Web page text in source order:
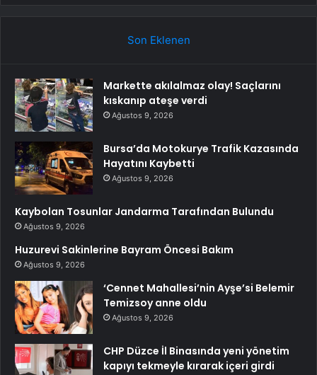
Son Eklenen
Markette akılalmaz olay! Saçlarını
kıskanıp ateşe verdi
Ağustos 9, 2026
Bursa’da Motokurye Trafik Kazasında
Hayatını Kaybetti
Ağustos 9, 2026
Kaybolan Tosunlar Jandarma Tarafından Bulundu
Ağustos 9, 2026
Huzurevi Sakinlerine Bayram Öncesi Bakım
Ağustos 9, 2026
‘Cennet Mahallesi’nin Ayşe’si Belemir
Temizsoy anne oldu
Ağustos 9, 2026
CHP Düzce İl Binasında yeni yönetim
kapıyı tekmeyle kırarak içeri girdi